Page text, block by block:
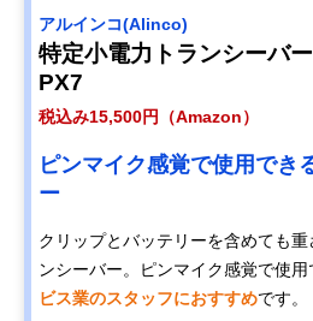
アルインコ(Alinco)
特定小電力トランシーバ
PX7
税込み15,500円（Amazon）
ピンマイク感覚で使用でき
ー
クリップとバッテリーを含めても
ンシーバー。ピンマイク感覚で使用
ビス業のスタッフにおすすめです。